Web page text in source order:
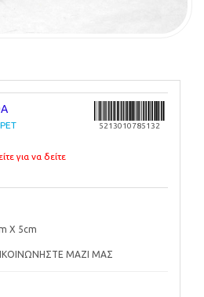
για να δείτε
5213010785132
X 5cm
ΜΑΖΙ ΜΑΣ